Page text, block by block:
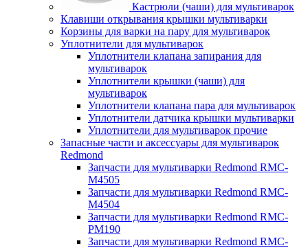
Кастрюли (чаши) для мультиварок
Клавиши открывания крышки мультиварки
Корзины для варки на пару для мультиварок
Уплотнители для мультиварок
Уплотнители клапана запирания для
мультиварок
Уплотнители крышки (чаши) для
мультиварок
Уплотнители клапана пара для мультиварок
Уплотнители датчика крышки мультиварки
Уплотнители для мультиварок прочие
Запасные части и аксессуары для мультиварок
Redmond
Запчасти для мультиварки Redmond RMC-
M4505
Запчасти для мультиварки Redmond RMC-
M4504
Запчасти для мультиварки Redmond RMC-
PM190
Запчасти для мультиварки Redmond RMC-